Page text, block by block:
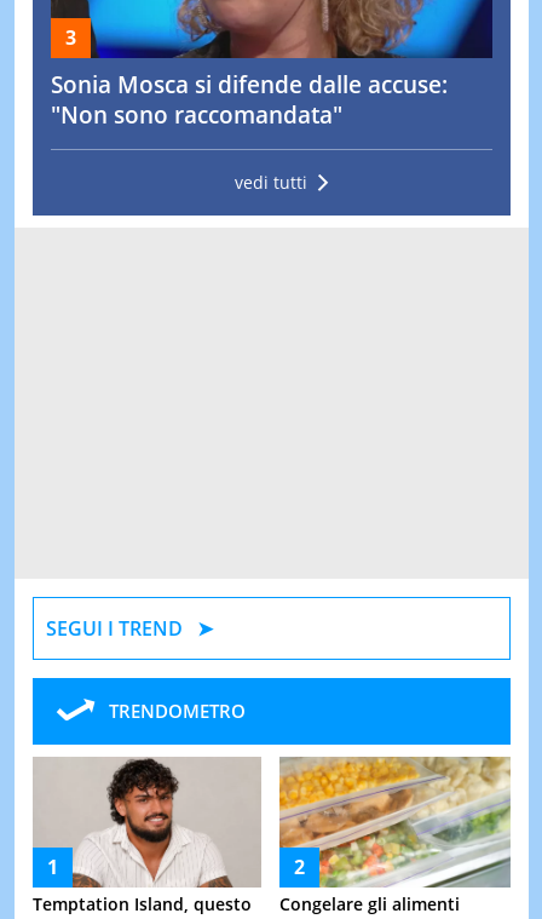
Sonia Mosca si difende dalle accuse:
"Non sono raccomandata"
vedi tutti
SEGUI I TREND
TRENDOMETRO
Temptation Island, questo
Congelare gli alimenti